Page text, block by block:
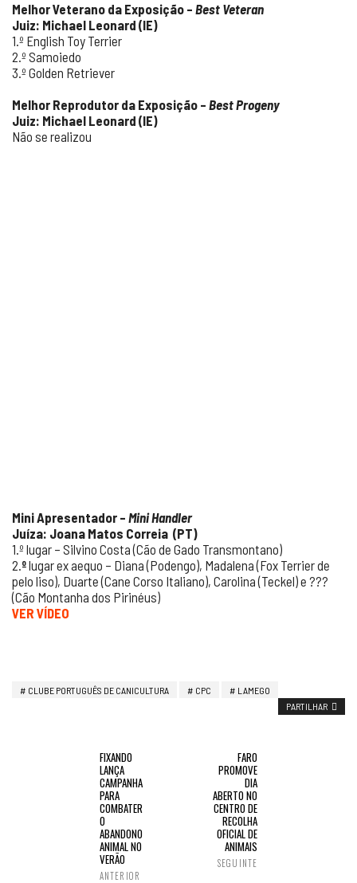
Melhor Veterano da Exposição – Best Veteran
Juiz: Michael Leonard (IE)
1.º English Toy Terrier
2.º Samoiedo
3.º Golden Retriever
Melhor Reprodutor da Exposição – Best Progeny
Juiz: Michael Leonard (IE)
Não se realizou
Mini Apresentador – Mini Handler
Juíza: Joana Matos Correia (PT)
1.º lugar – Silvino Costa (Cão de Gado Transmontano)
2.ºlugar ex aequo – Diana (Podengo), Madalena (Fox Terrier de
pelo liso), Duarte (Cane Corso Italiano), Carolina (Teckel) e ???
(Cão Montanha dos Pirinéus)
VER VÍDEO
CLUBE PORTUGUÊS DE CANICULTURA CPC
LAMEGO
PARTILHAR
FIXANDO
LANÇA
CAMPANHA
PARA
COMBATER
O
ABANDONO
ANIMAL NO
VERÃO
ANTERIOR
FARO
PROMOVE
DIA
ABERTO NO
CENTRO DE
RECOLHA
OFICIAL DE
ANIMAIS
SEGUINTE